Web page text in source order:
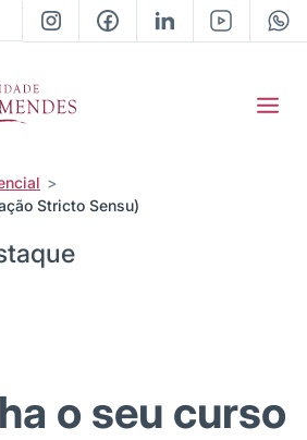
Stricto Sensu)
o seu curso